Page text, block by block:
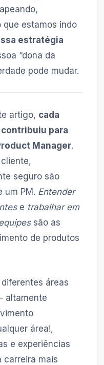
que estamos indo
estratégia
“dona da
pode mudar.
artigo, cada
para
Manager.
seguro são
um PM. Entender
e trabalhar em
são as
de produtos
áreas
altamente
área!,
e experiências
carreira mais